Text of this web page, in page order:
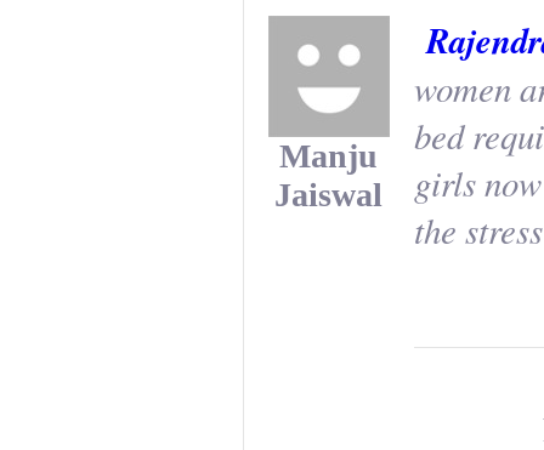
Manju
Jaiswal
women
bed
girls
the